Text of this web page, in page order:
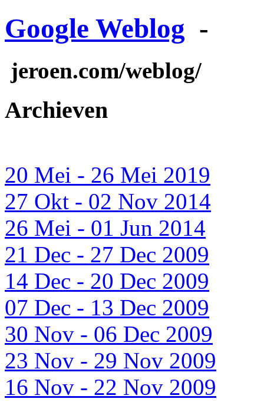
Google Weblog -
jeroen.com/weblog/
Archieven
20 Mei - 26 Mei 2019
27 Okt - 02 Nov 2014
26 Mei - 01 Jun 2014
21 Dec - 27 Dec 2009
14 Dec - 20 Dec 2009
07 Dec - 13 Dec 2009
30 Nov - 06 Dec 2009
23 Nov - 29 Nov 2009
16 Nov - 22 Nov 2009